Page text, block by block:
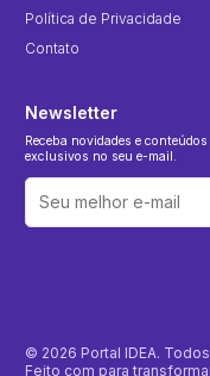
Política de Privacidade
Contato
Newsletter
Receba novidades e conteúdos
exclusivos no seu e-mail.
© 2026 Portal IDEA.
Feito com para